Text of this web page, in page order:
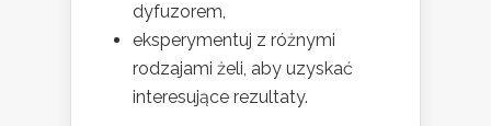
dyfuzorem,
eksperymentuj z różnymi
rodzajami żeli, aby uzyskać
interesujące rezultaty.